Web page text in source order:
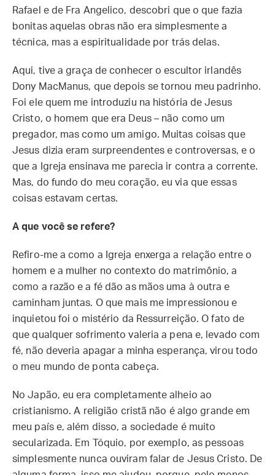
Rafael e de Fra Angelico, descobri que o que fazia
bonitas aquelas obras não era simplesmente a
técnica, mas a espiritualidade por trás delas.
Aqui, tive a graça de conhecer o escultor irlandês
Dony MacManus, que depois se tornou meu padrinho.
Foi ele quem me introduziu na história de Jesus
Cristo, o homem que era Deus – não como um
pregador, mas como um amigo. Muitas coisas que
Jesus dizia eram surpreendentes e controversas, e o
que a Igreja ensinava me parecia ir contra a corrente.
Mas, do fundo do meu coração, eu via que essas
coisas estavam certas.
A que você se refere?
Refiro-me a como a Igreja enxerga a relação entre o
homem e a mulher no contexto do matrimônio, a
como a razão e a fé dão as mãos uma à outra e
caminham juntas. O que mais me impressionou e
inquietou foi o mistério da Ressurreição. O fato de
que qualquer sofrimento valeria a pena e, levado com
fé, não deveria apagar a minha esperança, virou todo
o meu mundo de ponta cabeça.
No Japão, eu era completamente alheio ao
cristianismo. A religião cristã não é algo grande em
meu país e, além disso, a sociedade é muito
secularizada. Em Tóquio, por exemplo, as pessoas
simplesmente nunca ouviram falar de Jesus Cristo. De